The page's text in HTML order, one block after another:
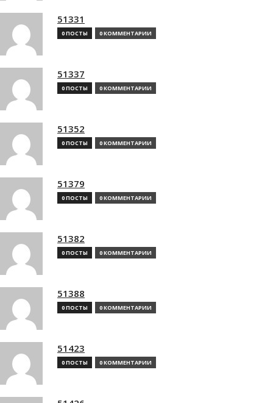
51331
0 ПОСТЫ 0 КОММЕНТАРИИ
51337
0 ПОСТЫ 0 КОММЕНТАРИИ
51352
0 ПОСТЫ 0 КОММЕНТАРИИ
51379
0 ПОСТЫ 0 КОММЕНТАРИИ
51382
0 ПОСТЫ 0 КОММЕНТАРИИ
51388
0 ПОСТЫ 0 КОММЕНТАРИИ
51423
0 ПОСТЫ 0 КОММЕНТАРИИ